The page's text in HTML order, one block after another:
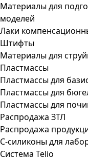
Материалы для
моделей
Лаки
Штифты
Материалы для
Пластмассы
Пластмассы для
Пластмассы для
Пластмассы для
Распродажа ЗТЛ
Распродажа
С-силиконы для
Система Telio